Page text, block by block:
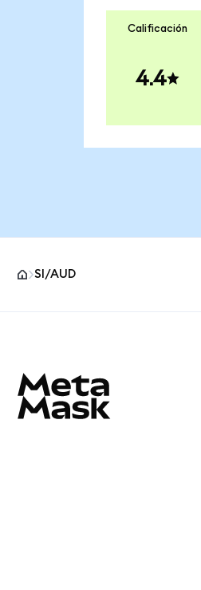
Calificación
4.4
SI/AUD